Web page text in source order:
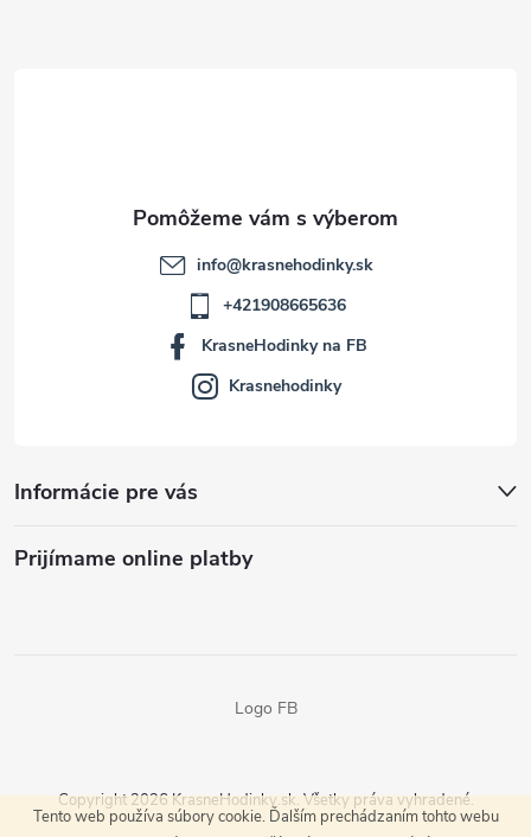
Tento web používa súbory cookie. Ďalším prechádzaním tohto webu
Informácie pre vás
Prijímame online platby
info@krasnehodinky.sk
+421908665636
KrasneHodinky na FB
Krasnehodinky
Logo FB
Copyright 2026 KrasneHodinky.sk. Všetky práva vyhradené.